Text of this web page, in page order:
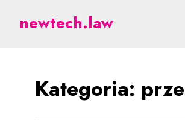
przemysł
newtech.law
Kategoria: